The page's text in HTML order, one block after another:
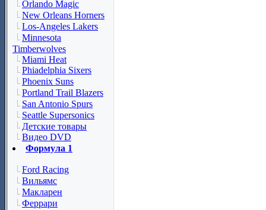
Orlando Magic
New Orleans Horners
Los-Angeles Lakers
Minnesota
Timberwolves
Miami Heat
Phiadelphia Sixers
Phoenix Suns
Portland Trail Blazers
San Antonio Spurs
Seattle Supersonics
Детские товары
Видео DVD
Формула 1
Ford Racing
Вильямс
Макларен
Феррари